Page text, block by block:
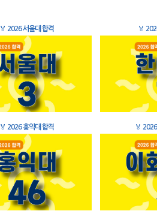
🏅 2026 서울대 합격 🏅
🏅 2026 홍익대 합격 🏅